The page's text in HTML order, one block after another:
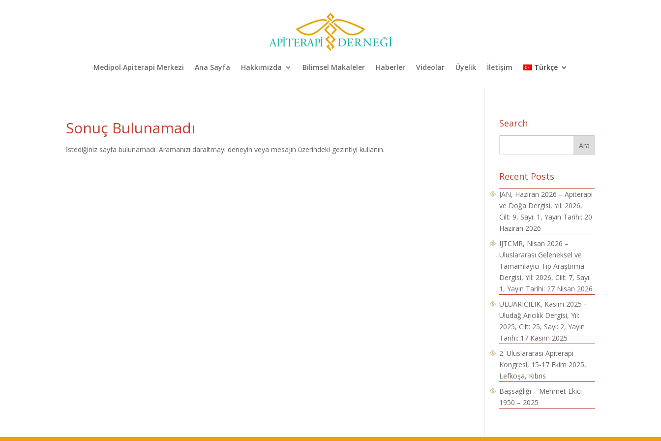
Medipol Apiterapi Merkezi Ana Sayfa Hakkımızda Bilimsel Makaleler Haberler Videolar Üyelik İletişim Türkçe
Sonuç Bulunamadı
İstediğiniz sayfa bulunamadı. Aramanızı daraltmayı deneyin veya mesajın üzerindeki gezintiyi kullanın.
Search
Recent Posts
JAN, Haziran 2026 – Apiterapi
ve Doğa Dergisi, Yıl: 2026,
Cilt: 9, Sayı: 1, Yayın Tarihi: 20
Haziran 2026
IJTCMR, Nisan 2026 –
Uluslararası Geleneksel ve
Tamamlayıcı Tıp Araştırma
Dergisi, Yıl: 2026, Cilt: 7, Sayı:
1, Yayın Tarihi: 27 Nisan 2026
ULUARICILIK, Kasım 2025 –
Uludağ Arıcılık Dergisi, Yıl:
2025, Cilt: 25, Sayı: 2, Yayın
Tarihi: 17 Kasım 2025
2. Uluslararası Apiterapi
Kongresi, 15-17 Ekim 2025,
Lefkoşa, Kıbrıs
Başsağlığı – Mehmet Ekici
1950 – 2025